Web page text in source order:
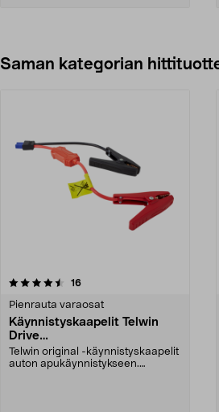
Saman kategorian
16arvostelut
Pienrauta varaosat
Käynnistyskaapelit Telwin
Drive
Mini/9000/13000/1250/150
0/1750, EC5
Telwin original -käynnistyskaapelit
auton apukäynnistykseen.
4.0 viidestä